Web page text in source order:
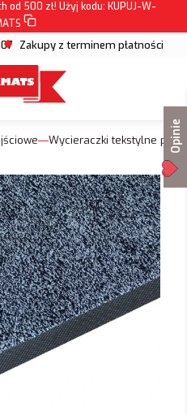
od 500 zł! Użyj kodu: KUPUJ-W-
Zakupy z terminem płatności
Wycieraczki tekstylne pod
Opinie